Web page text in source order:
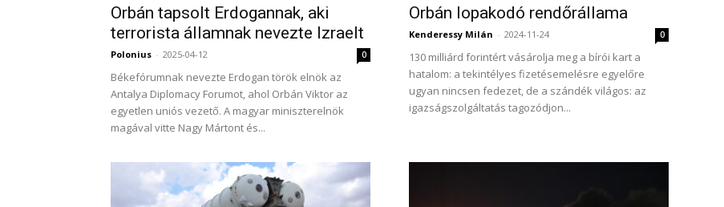
Orbán tapsolt Erdogannak, aki
terrorista államnak nevezte Izraelt
Polonius - 2025-04-12 0
Békefórumnak nevezte Erdogan török elnök az
Antalya Diplomacy Forumot, ahol Orbán Viktor az
egyetlen uniós vezető. A magyar miniszterelnök
magával vitte Nagy Mártont és...
Orbán lopakodó rendőrállama
Kenderessy Milán - 2024-11-24 0
130 milliárd forintért vásárolja meg a bírói kart a
hatalom: a tekintélyes fizetésemelésre egyelőre
ugyan nincsen fedezet, de a szándék világos: az
igazságszolgáltatás tagozódjon...